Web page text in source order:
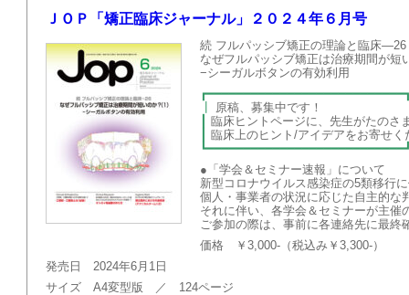
ＪＯＰ「矯正臨床ジャーナル」２０２４年６月号
続 フルパッシブ矯正の理論と臨床—26
なぜフルパッシブ矯正は治療期間が短
−シーガルボタンの有効利用
原稿、募集
臨床ヒントページに、先生がたの
臨床上のヒント/アイデアを
●「学会＆セミナー速報」について
新型コロナウイルス感染症の5類移行
個人・事業者の状況に応じた自主的な
それに伴い、各学会＆セミナーが主
ご参加の際は、事前に各連絡先に最
価格 ￥3,000-（税込み￥3,300-）
発売日 2024年6月1日
サイズ A4変型版 ／ 124ページ